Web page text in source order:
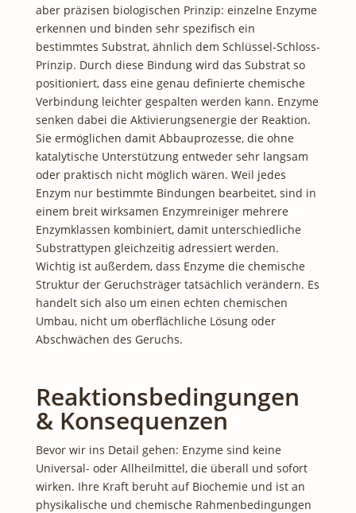
aber präzisen biologischen Prinzip: einzelne Enzyme
erkennen und binden sehr spezifisch ein
bestimmtes Substrat, ähnlich dem Schlüssel-Schloss-
Prinzip. Durch diese Bindung wird das Substrat so
positioniert, dass eine genau definierte chemische
Verbindung leichter gespalten werden kann. Enzyme
senken dabei die Aktivierungsenergie der Reaktion.
Sie ermöglichen damit Abbauprozesse, die ohne
katalytische Unterstützung entweder sehr langsam
oder praktisch nicht möglich wären. Weil jedes
Enzym nur bestimmte Bindungen bearbeitet, sind in
einem breit wirksamen Enzymreiniger mehrere
Enzymklassen kombiniert, damit unterschiedliche
Substrattypen gleichzeitig adressiert werden.
Wichtig ist außerdem, dass Enzyme die chemische
Struktur der Geruchsträger tatsächlich verändern. Es
handelt sich also um einen echten chemischen
Umbau, nicht um oberflächliche Lösung oder
Abschwächen des Geruchs.
Reaktionsbedingungen
& Konsequenzen
Bevor wir ins Detail gehen: Enzyme sind keine
Universal- oder Allheilmittel, die überall und sofort
wirken. Ihre Kraft beruht auf Biochemie und ist an
physikalische und chemische Rahmenbedingungen